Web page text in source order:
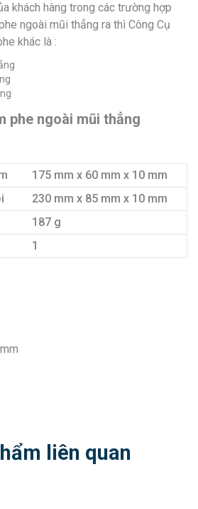
khách hàng trong các trường hợp
ngoài mũi thẳng ra thì Công Cụ
khác là :
phe ngoài mũi thẳng
175 mm x 60 mm x 10 mm
230 mm x 85 mm x 10 mm
187 g
1
liên quan